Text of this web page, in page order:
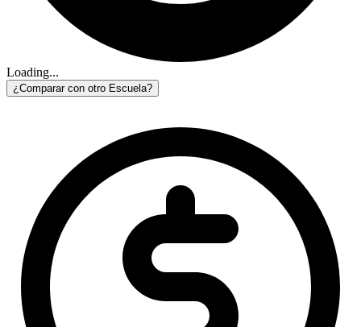
Loading...
¿Comparar con otro Escuela?